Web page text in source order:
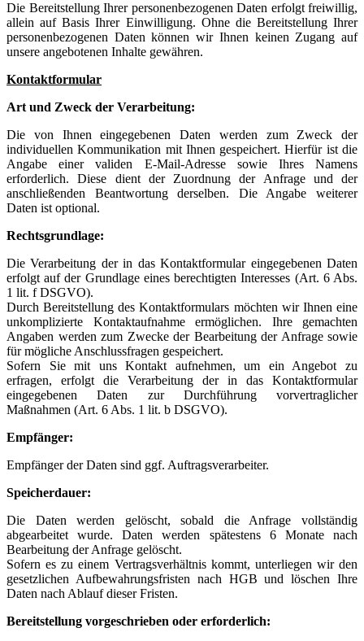
Die Bereitstellung Ihrer personenbezogenen Daten erfolgt freiwillig,
allein auf Basis Ihrer Einwilligung. Ohne die Bereitstellung Ihrer
personenbezogenen Daten können wir Ihnen keinen Zugang auf
unsere angebotenen Inhalte gewähren.
Kontaktformular
Art und Zweck der Verarbeitung:
Die von Ihnen eingegebenen Daten werden zum Zweck der
individuellen Kommunikation mit Ihnen gespeichert. Hierfür ist die
Angabe einer validen E-Mail-Adresse sowie Ihres Namens
erforderlich. Diese dient der Zuordnung der Anfrage und der
anschließenden Beantwortung derselben. Die Angabe weiterer
Daten ist optional.
Rechtsgrundlage:
Die Verarbeitung der in das Kontaktformular eingegebenen Daten
erfolgt auf der Grundlage eines berechtigten Interesses (Art. 6 Abs.
1 lit. f DSGVO).
Durch Bereitstellung des Kontaktformulars möchten wir Ihnen eine
unkomplizierte Kontaktaufnahme ermöglichen. Ihre gemachten
Angaben werden zum Zwecke der Bearbeitung der Anfrage sowie
für mögliche Anschlussfragen gespeichert.
Sofern Sie mit uns Kontakt aufnehmen, um ein Angebot zu
erfragen, erfolgt die Verarbeitung der in das Kontaktformular
eingegebenen Daten zur Durchführung vorvertraglicher
Maßnahmen (Art. 6 Abs. 1 lit. b DSGVO).
Empfänger:
Empfänger der Daten sind ggf. Auftragsverarbeiter.
Speicherdauer:
Die Daten werden gelöscht, sobald die Anfrage vollständig
abgearbeitet wurde. Daten werden spätestens 6 Monate nach
Bearbeitung der Anfrage gelöscht.
Sofern es zu einem Vertragsverhältnis kommt, unterliegen wir den
gesetzlichen Aufbewahrungsfristen nach HGB und löschen Ihre
Daten nach Ablauf dieser Fristen.
Bereitstellung vorgeschrieben oder erforderlich: